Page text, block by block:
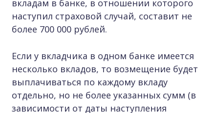
вкладам в банке, в отношении которого
наступил страховой случай, составит не
более 700 000 рублей.
Если у вкладчика в одном банке имеется
несколько вкладов, то возмещение будет
выплачиваться по каждому вкладу
отдельно, но не более указанных сумм (в
зависимости от даты наступления